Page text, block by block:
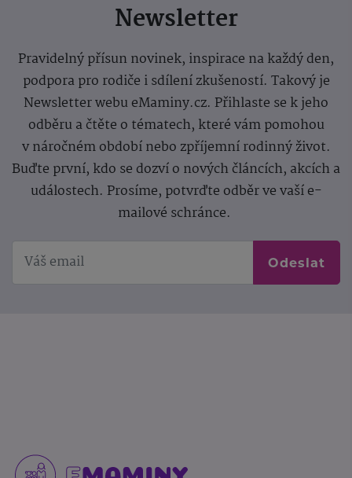
Newsletter
Pravidelný přísun novinek, inspirace na každý den,
podpora pro rodiče i sdílení zkušeností. Takový je
Newsletter webu eMaminy.cz. Přihlaste se k jeho
odběru a čtěte o tématech, které vám pomohou
v náročném období nebo zpříjemní rodinný život.
Buďte první, kdo se dozví o nových článcích, akcích a
událostech. Prosíme, potvrďte odběr ve vaší e-
mailové schránce.
Odeslat